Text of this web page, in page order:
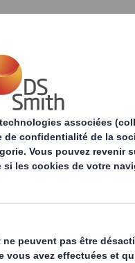
& Services
: La Substitution du